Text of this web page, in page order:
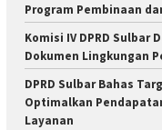
Program Pembinaan
Komisi IV DPRD Sulbar
Dokumen Lingkungan
DPRD Sulbar Bahas
Optimalkan
Layanan